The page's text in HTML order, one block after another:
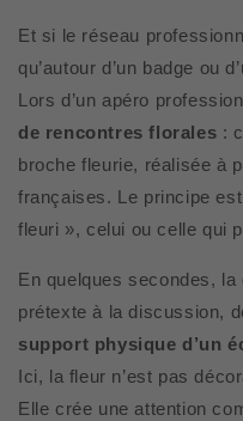
Et si le réseau
qu’autour d’un badge ou
Lors d’un apéro
de rencontres florales :
broche fleurie, réalisée à
françaises. Le principe
fleuri », celui ou celle qui
En quelques secondes,
prétexte à la discussion,
support physique d’un
Ici, la fleur n’est pas
Elle crée une attention